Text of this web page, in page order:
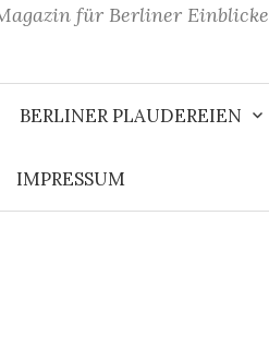
für Berliner Einblicke
BERLINER PLAUDEREIEN
IMPRESSUM